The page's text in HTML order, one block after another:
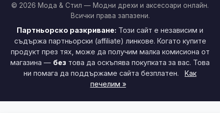
© 2026 Мода & Стил — Модни дрехи и аксесоари онлайн.
Всички права запазени.
Партньорско разкриване: Този сайт е независим и
съдържа партньорски (affiliate) линкове. Когато купите
продукт през тях, може да получим малка комисиона от
магазина — без това да оскъпява покупката за вас. Това
ни помага да поддържаме сайта безплатен.
Как
печелим »